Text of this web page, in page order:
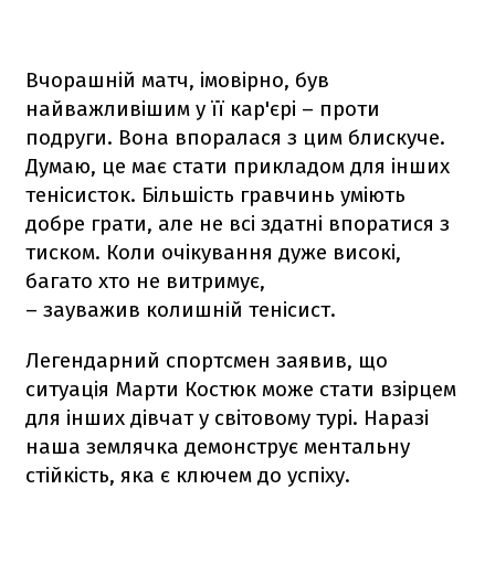
Вчорашній матч, імовірно, був
найважливішим у її кар'єрі – проти
подруги. Вона впоралася з цим блискуче.
Думаю, це має стати прикладом для інших
тенісисток. Більшість гравчинь уміють
добре грати, але не всі здатні впоратися з
тиском. Коли очікування дуже високі,
багато хто не витримує,
– зауважив колишній тенісист.
Легендарний спортсмен заявив, що
ситуація Марти Костюк може стати взірцем
для інших дівчат у світовому турі. Наразі
наша землячка демонструє ментальну
стійкість, яка є ключем до успіху.